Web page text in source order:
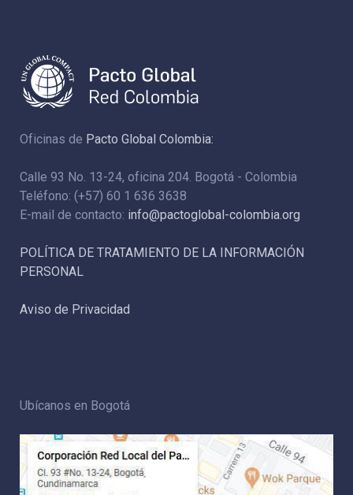
Oficinas de Pacto Global Colombia:
Calle 93 No. 13-24, oficina 204. Bogotá - Colombia
Teléfono: (+57) 60 1 636 3638
E-mail de contacto: info@pactoglobal-colombia.org
POLÍTICA DE TRATAMIENTO DE LA INFORMACIÓN
PERSONAL
Aviso de Privacidad
Ubícanos en Bogotá